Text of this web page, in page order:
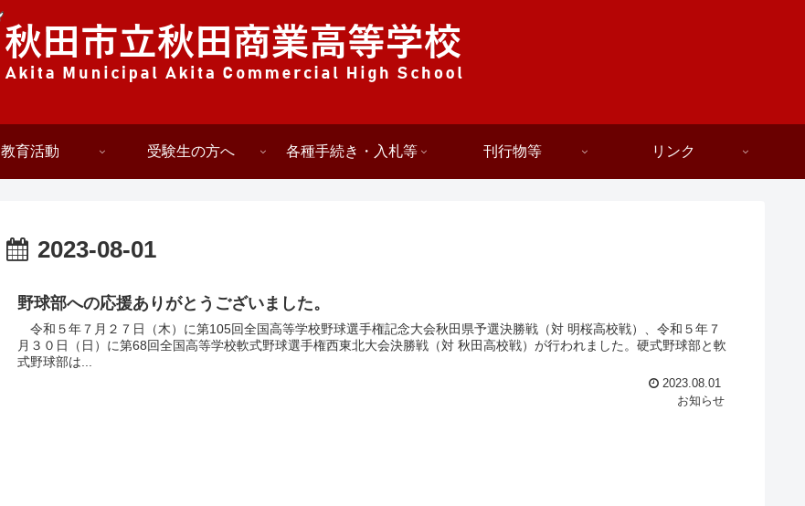
教育活動 受験生の方へ 各種手続き・入札等 刊行物等 リンク
2023-08-01
野球部への応援ありがとうございました。
令和５年７月２７日（木）に第105回全国高等学校野球選手権記念大会秋田県予選決勝戦（対 明桜高校戦）、令和５年７
月３０日（日）に第68回全国高等学校軟式野球選手権西東北大会決勝戦（対 秋田高校戦）が行われました。硬式野球部と軟
式野球部は...
2023.08.01
お知らせ